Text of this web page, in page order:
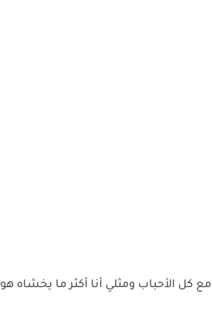
كل الأحباب ومثلي أنا أكثر ما يخشاه هو